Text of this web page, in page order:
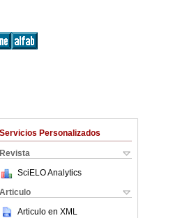
Servicios Personalizados
Revista
SciELO Analytics
Articulo
Articulo en XML